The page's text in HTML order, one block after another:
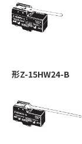
形Z-15HW24-B